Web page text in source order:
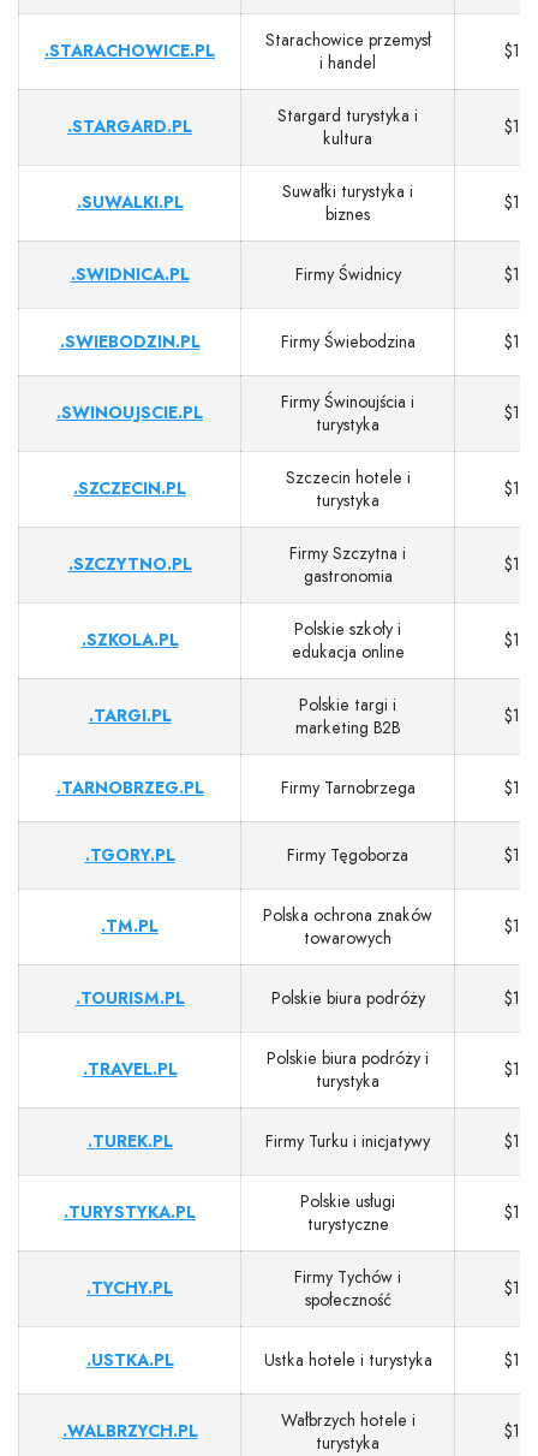
.STARACHOWICE.PL
Starachowice przemysł
i handel
$13
.STARGARD.PL
Stargard turystyka i
kultura
$13
.SUWALKI.PL
Suwałki turystyka i
biznes
$13
.SWIDNICA.PL Firmy Świdnicy $13
.SWIEBODZIN.PL Firmy Świebodzina $13
.SWINOUJSCIE.PL
Firmy Świnoujścia i
turystyka
$13
.SZCZECIN.PL
Szczecin hotele i
turystyka
$13
.SZCZYTNO.PL
Firmy Szczytna i
gastronomia
$13
.SZKOLA.PL
Polskie szkoły i
edukacja online
$13
.TARGI.PL
Polskie targi i
marketing B2B
$13
.TARNOBRZEG.PL Firmy Tarnobrzega $13
.TGORY.PL Firmy Tęgoborza $13
.TM.PL
Polska ochrona znaków
towarowych
$13
.TOURISM.PL Polskie biura podróży $13
.TRAVEL.PL
Polskie biura podróży i
turystyka
$13
.TUREK.PL Firmy Turku i inicjatywy $13
.TURYSTYKA.PL
Polskie usługi
turystyczne
$13
.TYCHY.PL
Firmy Tychów i
społeczność
$13
.USTKA.PL Ustka hotele i turystyka $13
.WALBRZYCH.PL
Wałbrzych hotele i
turystyka
$13